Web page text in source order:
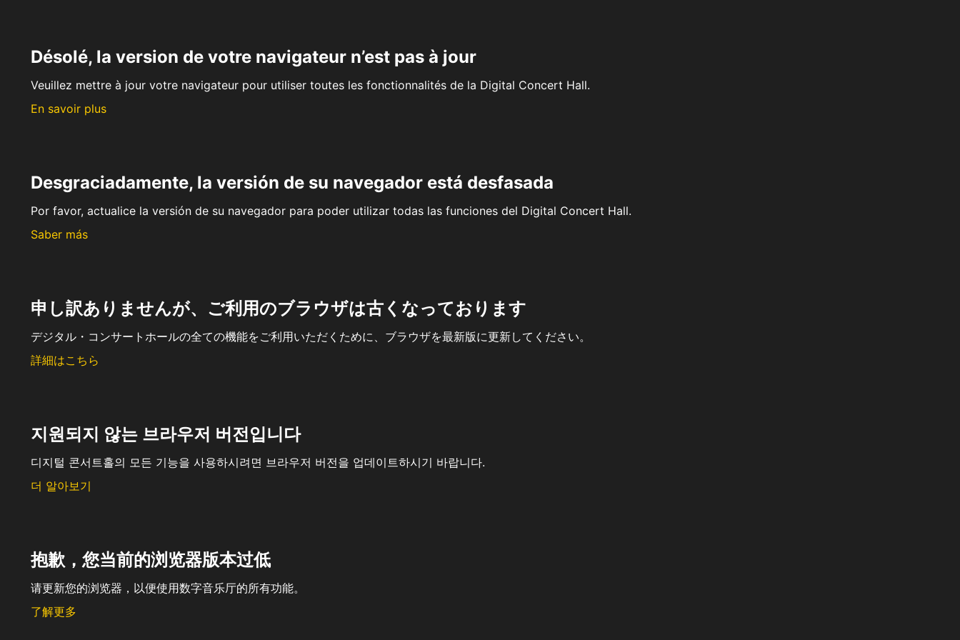
Désolé, la version de votre navigateur n’est pas à jour
Veuillez mettre à jour votre navigateur pour utiliser toutes les fonctionnalités de la Digital Concert Hall.
En savoir plus
Desgraciadamente, la versión de su navegador está desfasada
Por favor, actualice la versión de su navegador para poder utilizar todas las funciones del Digital Concert Hall.
Saber más
申し訳ありませんが、ご利用のブラウザは古くなっております
デジタル・コンサートホールの全ての機能をご利用いただくために、ブラウザを最新版に更新してください。
詳細はこちら
지원되지 않는 브라우저 버전입니다
디지털 콘서트홀의 모든 기능을 사용하시려면 브라우저 버전을 업데이트하시기 바랍니다.
더 알아보기
抱歉，您当前的浏览器版本过低
请更新您的浏览器，以便使用数字音乐厅的所有功能。
了解更多